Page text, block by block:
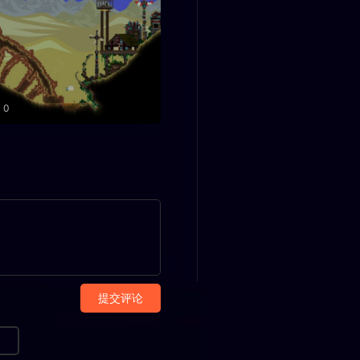
0
提交评论